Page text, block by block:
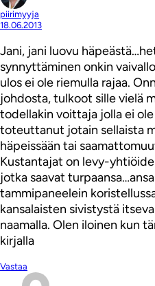
piirimyyja
18.06.2013
Jani, jani luovu
synnyttäminen onkin
ulos ei ole riemulla rajaa.
johdosta, tulkoot sille vielä
todellakin voittaja jolla ei
toteuttanut jotain sellaista
häpeissään tai
Kustantajat on levy-
jotka saavat
tammipaneelein
kansalaisten sivistystä
naamalla. Olen iloinen kun
kirjalla
Vastaa